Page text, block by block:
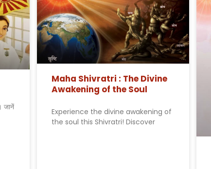
जानें
Maha Shivratri : The Divine
Awakening of the Soul
Experience the divine awakening of
the soul this Shivratri! Discover